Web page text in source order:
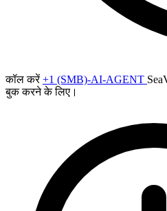
कॉल करें+1 (SMB)-AI-AGENT
बुक करने के लिए।